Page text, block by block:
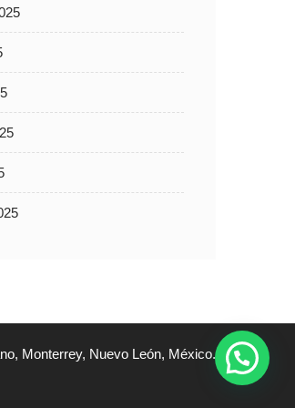
Monterrey, Nuevo León, México.